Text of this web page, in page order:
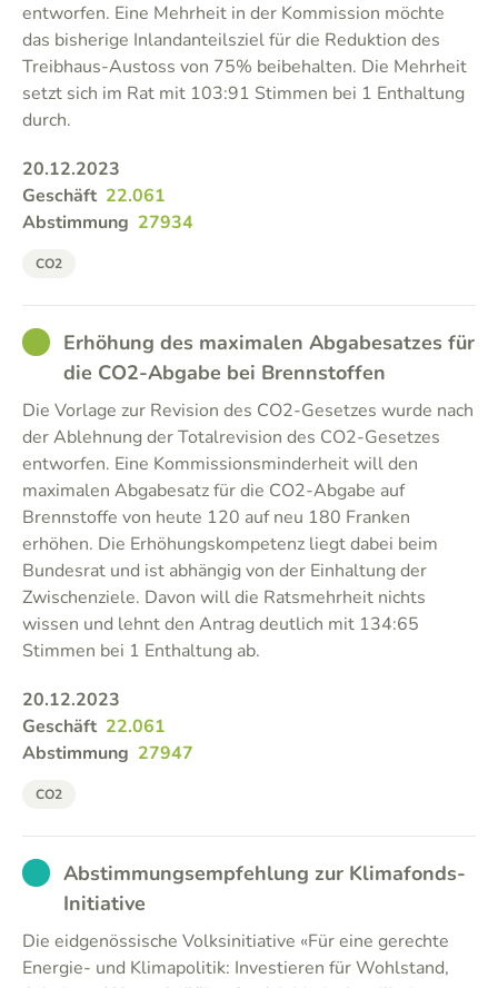
entworfen. Eine Mehrheit in der Kommission möchte
das bisherige Inlandanteilsziel für die Reduktion des
Treibhaus-Austoss von 75% beibehalten. Die Mehrheit
setzt sich im Rat mit 103:91 Stimmen bei 1 Enthaltung
durch.
20.12.2023
Geschäft 22.061
Abstimmung 27934
CO2
GOODErhöhung des maximalen Abgabesatzes für
die CO2-Abgabe bei Brennstoffen
Die Vorlage zur Revision des CO2-Gesetzes wurde nach
der Ablehnung der Totalrevision des CO2-Gesetzes
entworfen. Eine Kommissionsminderheit will den
maximalen Abgabesatz für die CO2-Abgabe auf
Brennstoffe von heute 120 auf neu 180 Franken
erhöhen. Die Erhöhungskompetenz liegt dabei beim
Bundesrat und ist abhängig von der Einhaltung der
Zwischenziele. Davon will die Ratsmehrheit nichts
wissen und lehnt den Antrag deutlich mit 134:65
Stimmen bei 1 Enthaltung ab.
20.12.2023
Geschäft 22.061
Abstimmung 27947
CO2
EXCUSED
Abstimmungsempfehlung zur Klimafonds-
Initiative
Die eidgenössische Volksinitiative «Für eine gerechte
Energie- und Klimapolitik: Investieren für Wohlstand,